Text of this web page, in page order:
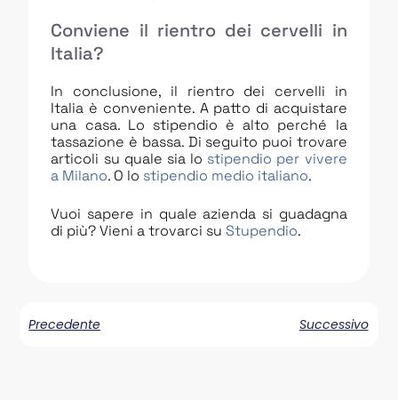
Conviene il rientro dei cervelli in
Italia?
In conclusione, il rientro dei cervelli in
Italia è conveniente. A patto di acquistare
una casa. Lo stipendio è alto perché la
tassazione è bassa. Di seguito puoi trovare
articoli su quale sia lo stipendio per vivere
a Milano. O lo stipendio medio italiano.
Vuoi sapere in quale azienda si guadagna
di più? Vieni a trovarci suStupendio.
Precedente Successivo